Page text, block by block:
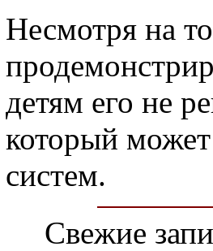
Несмотря на
детям его не
который
систем.
Свежие